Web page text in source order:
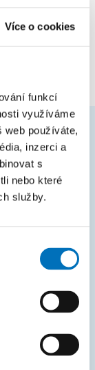
Více o cookies
funkcí
využíváme
web používáte,
inzerci a
s
nebo které
služby.